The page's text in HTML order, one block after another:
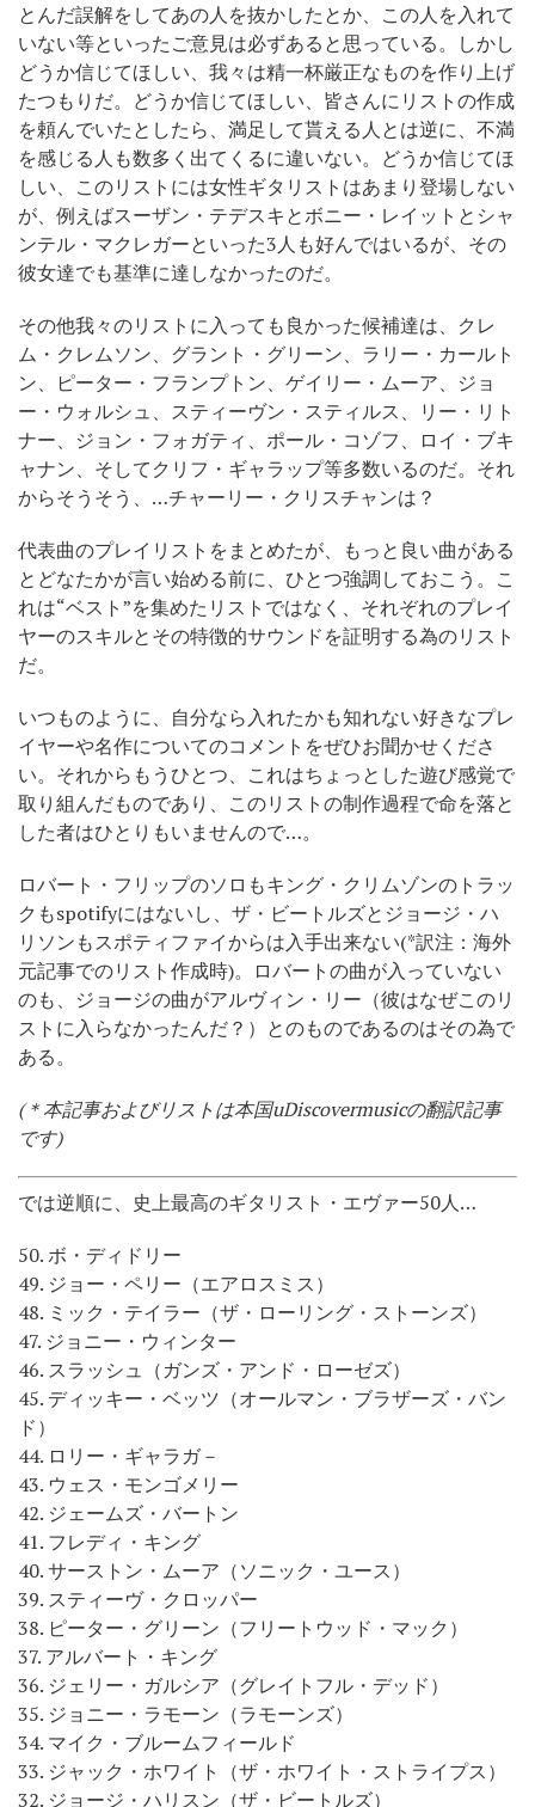
とんだ誤解をしてあの人を抜かしたとか、この人を入れて
いない等といったご意見は必ずあると思っている。しかし
どうか信じてほしい、我々は精一杯厳正なものを作り上げ
たつもりだ。どうか信じてほしい、皆さんにリストの作成
を頼んでいたとしたら、満足して貰える人とは逆に、不満
を感じる人も数多く出てくるに違いない。どうか信じてほ
しい、このリストには女性ギタリストはあまり登場しない
が、例えばスーザン・テデスキとボニー・レイットとシャ
ンテル・マクレガーといった3人も好んではいるが、その
彼女達でも基準に達しなかったのだ。
その他我々のリストに入っても良かった候補達は、クレ
ム・クレムソン、グラント・グリーン、ラリー・カールト
ン、ピーター・フランプトン、ゲイリー・ムーア、ジョ
ー・ウォルシュ、スティーヴン・スティルス、リー・リト
ナー、ジョン・フォガティ、ポール・コゾフ、ロイ・ブキ
ャナン、そしてクリフ・ギャラップ等多数いるのだ。それ
からそうそう、…チャーリー・クリスチャンは？
代表曲のプレイリストをまとめたが、もっと良い曲がある
とどなたかが言い始める前に、ひとつ強調しておこう。こ
れは“ベスト”を集めたリストではなく、それぞれのプレイ
ヤーのスキルとその特徴的サウンドを証明する為のリスト
だ。
いつものように、自分なら入れたかも知れない好きなプレ
イヤーや名作についてのコメントをぜひお聞かせくださ
い。それからもうひとつ、これはちょっとした遊び感覚で
取り組んだものであり、このリストの制作過程で命を落と
した者はひとりもいませんので…。
ロバート・フリップのソロもキング・クリムゾンのトラッ
クもspotifyにはないし、ザ・ビートルズとジョージ・ハ
リソンもスポティファイからは入手出来ない(*訳注：海外
元記事でのリスト作成時)。ロバートの曲が入っていない
のも、ジョージの曲がアルヴィン・リー（彼はなぜこのリ
ストに入らなかったんだ？）とのものであるのはその為で
ある。
(＊本記事およびリストは本国uDiscovermusicの翻訳記事
です)
では逆順に、史上最高のギタリスト・エヴァー50人…
50. ボ・ディドリー
49. ジョー・ペリー（エアロスミス）
48. ミック・テイラー（ザ・ローリング・ストーンズ）
47. ジョニー・ウィンター
46. スラッシュ（ガンズ・アンド・ローゼズ）
45. ディッキー・ベッツ（オールマン・ブラザーズ・バン
ド）
44. ロリー・ギャラガ－
43. ウェス・モンゴメリー
42. ジェームズ・バートン
41. フレディ・キング
40. サーストン・ムーア（ソニック・ユース）
39. スティーヴ・クロッパー
38. ピーター・グリーン（フリートウッド・マック）
37. アルバート・キング
36. ジェリー・ガルシア（グレイトフル・デッド）
35. ジョニー・ラモーン（ラモーンズ）
34. マイク・ブルームフィールド
33. ジャック・ホワイト（ザ・ホワイト・ストライプス）
32. ジョージ・ハリスン（ザ・ビートルズ）